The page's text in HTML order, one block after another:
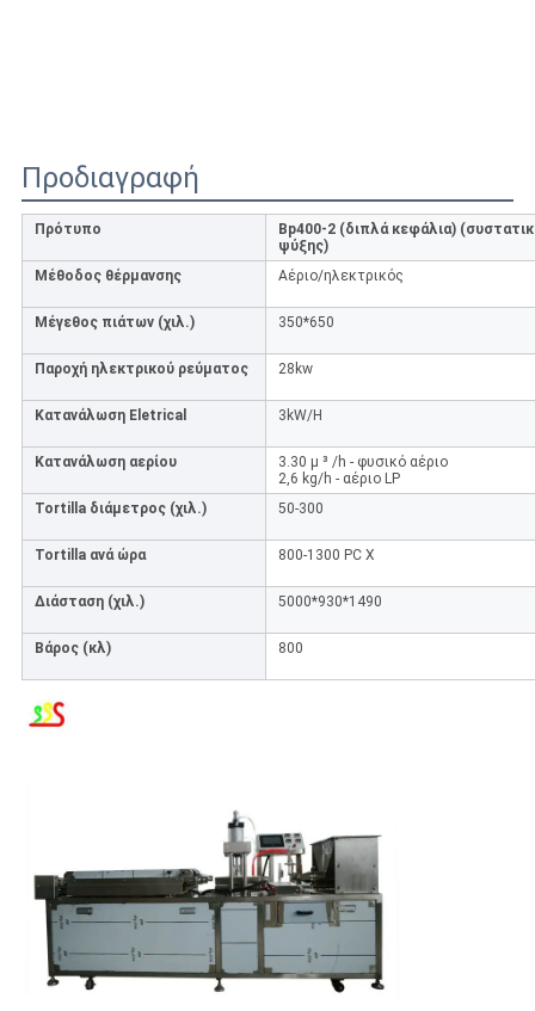
Προδιαγραφή
Πρότυπο
Bp400-2 (διπλά κεφάλια)
ψύξης)
Μέθοδος θέρμανσης
Αέριο/ηλεκτρικός
Μέγεθος πιάτων (χιλ.) 350*650
Παροχή ηλεκτρικού ρεύματος 28kw
Κατανάλωση Eletrical 3kW/H
Κατανάλωση αερίου
3.30 μ ³ /h - φυσικό αέριο
2,6 kg/h - αέριο LP
Tortilla διάμετρος (χιλ.)
50-300
Tortilla ανά ώρα 800-1300 PC Χ
Διάσταση (χιλ.) 5000*930*1490
Βάρος (κλ) 800